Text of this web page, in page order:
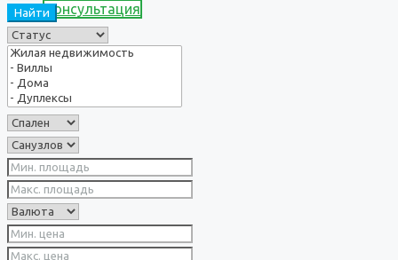
Консультация
Найти